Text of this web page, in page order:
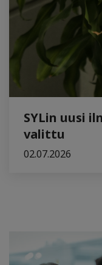
SYLin uusi
valittu
02.07.2026